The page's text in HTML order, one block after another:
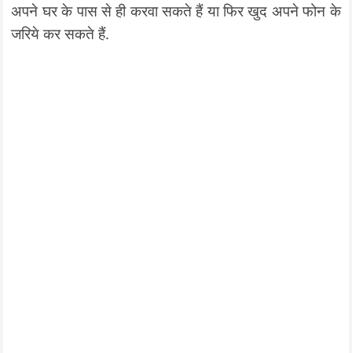
अपने घर के पास से ही करवा सकते हैं या फिर खुद अपने फोन के
जरिये कर सकते हैं.